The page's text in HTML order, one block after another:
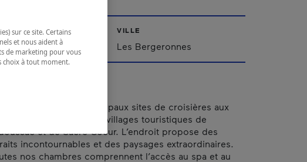
Nord
VILLE
Les Bergeronnes
à proximité des principaux sites de croisières aux
à 15 minutes des villages touristiques de
et de Sacré-Coeur. L’endroit propose des
incontournables et des paysages extraordinaires.
nos chambres comprennent l’accès au spa et au
sur ce site. Certains
et nous aident à
de marketing pour vous
choix à tout moment.
fenêtre.